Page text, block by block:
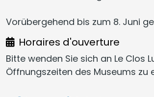
Vorübergehend bis zum 8. Juni
Horaires d'ouverture
Bitte wenden Sie sich an Le Clos
Öffnungszeiten des Museums zu